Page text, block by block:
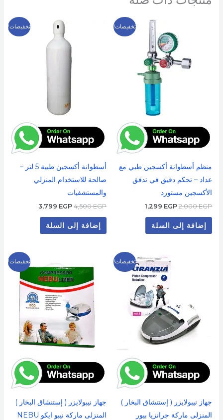
تخفيضات!
منظم أسطوانة أكسجين طبي مع
عداد – تحكم دقيق في تدفق
الأكسجين مستورد
2,000EGP
الأصلي
هو:
2,000 EGP.
1,299 EGP
السعر
الحالي
إضافة إلى السلة
تخفيضات!
أسطوانة أكسجين طبية 5 لتر –
صالحة للاستخدام المنزلي
والمستشفيات
4,500EGP
السعر
الأصلي
هو:
4,500 EGP.
3,799 EGP
السعر
الحالي
إضافة إلى السلة
تخفيضات!
جهاز نيبولايزر ( إستنشاق البخار )
المنزلى ماركة جرانزيا بيور
السعر
الأصلي
1,700 EGP.
السعر
الحالي
هو:
1,499 EGP.
تخفيضات!
جهاز نيبولايزر ( إستنشاق البخار )
المنزلى ماركة نيبو ايكو NEBU
الأصلي
هو:
1,500 EGP.
السعر
الحالي
هو:
1,099 EGP.